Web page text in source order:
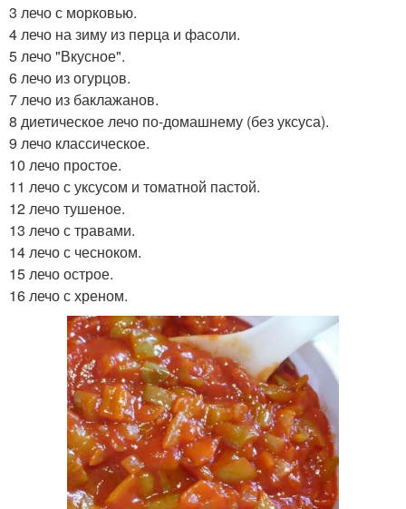
3 лечо с морковью.
4 лечо на зиму из перца и фасоли.
5 лечо "Вкусное".
6 лечо из огурцов.
7 лечо из баклажанов.
8 диетическое лечо по-домашнему (без уксуса).
9 лечо классическое.
10 лечо простое.
11 лечо с уксусом и томатной пастой.
12 лечо тушеное.
13 лечо с травами.
14 лечо с чесноком.
15 лечо острое.
16 лечо с хреном.